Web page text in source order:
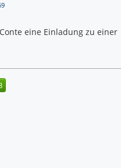
eine Einladung zu einer